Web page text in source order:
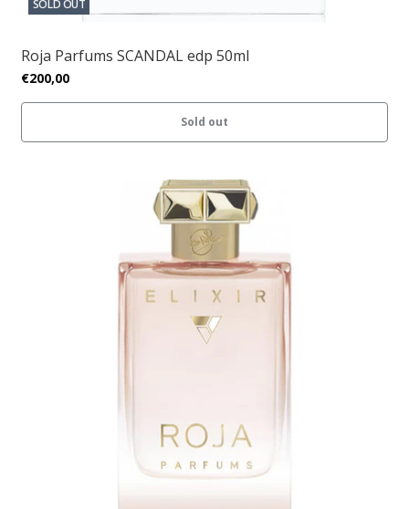
SOLD OUT
Roja Parfums SCANDAL edp 50ml
€200,00
Sold out